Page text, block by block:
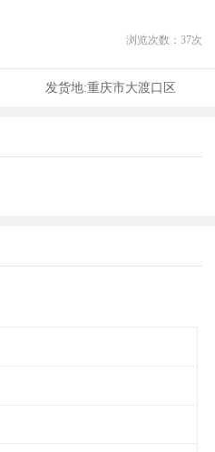
浏览次数： 37次
发货地:重庆市大渡口区